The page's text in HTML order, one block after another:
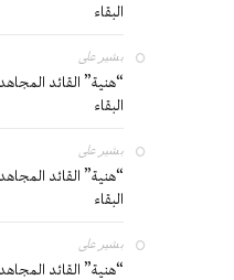
البقاء
بشير على
“هنية” القائد
البقاء
بشير على
“هنية” القائد
البقاء
بشير على
“هنية” القائد